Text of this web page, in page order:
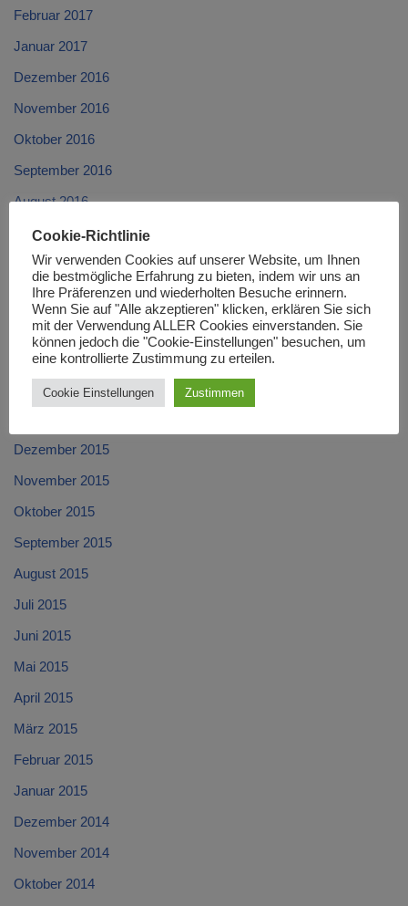
Februar 2017
Januar 2017
Dezember 2016
November 2016
Oktober 2016
September 2016
August 2016
Juli 2016
Juni 2016
Mai 2016
April 2016
März 2016
Februar 2016
Dezember 2015
November 2015
Oktober 2015
September 2015
August 2015
Juli 2015
Juni 2015
Mai 2015
April 2015
März 2015
Februar 2015
Januar 2015
Dezember 2014
November 2014
Oktober 2014
Cookie-Richtlinie
Wir verwenden Cookies auf unserer Website, um Ihnen
die bestmögliche Erfahrung zu bieten, indem wir uns an
Ihre Präferenzen und wiederholten Besuche erinnern.
Wenn Sie auf "Alle akzeptieren" klicken, erklären Sie sich
mit der Verwendung ALLER Cookies einverstanden. Sie
können jedoch die "Cookie-Einstellungen" besuchen, um
eine kontrollierte Zustimmung zu erteilen.
Cookie Einstellungen Zustimmen